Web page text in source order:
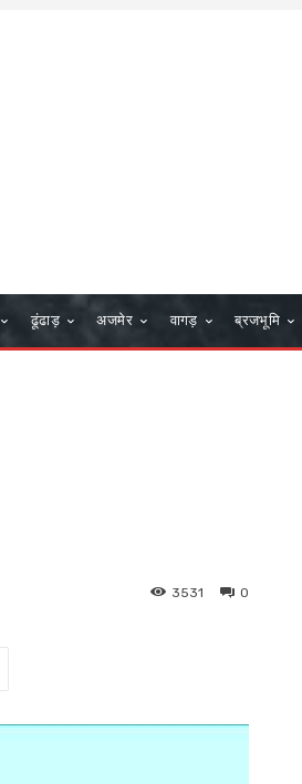
ढूंढाड़ अजमेर वागड़ ब्रजभूमि
0
3531